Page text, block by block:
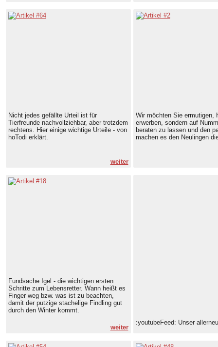
Nicht jedes gefällte Urteil ist für
Tierfreunde nachvollziehbar, aber trotzdem
rechtens. Hier einige wichtige Urteile - von
hoTodi erklärt.
weiter
Wir möchten Sie ermutigen,
erwerben, sondern auf
beraten zu lassen und den
machen es den Neulingen
Fundsache Igel - die wichtigen ersten
Schritte zum Lebensretter. Wann heißt es
Finger weg bzw. was ist zu beachten,
damit der putzige stachelige Findling gut
durch den Winter kommt.
weiter
:youtubeFeed: Unser